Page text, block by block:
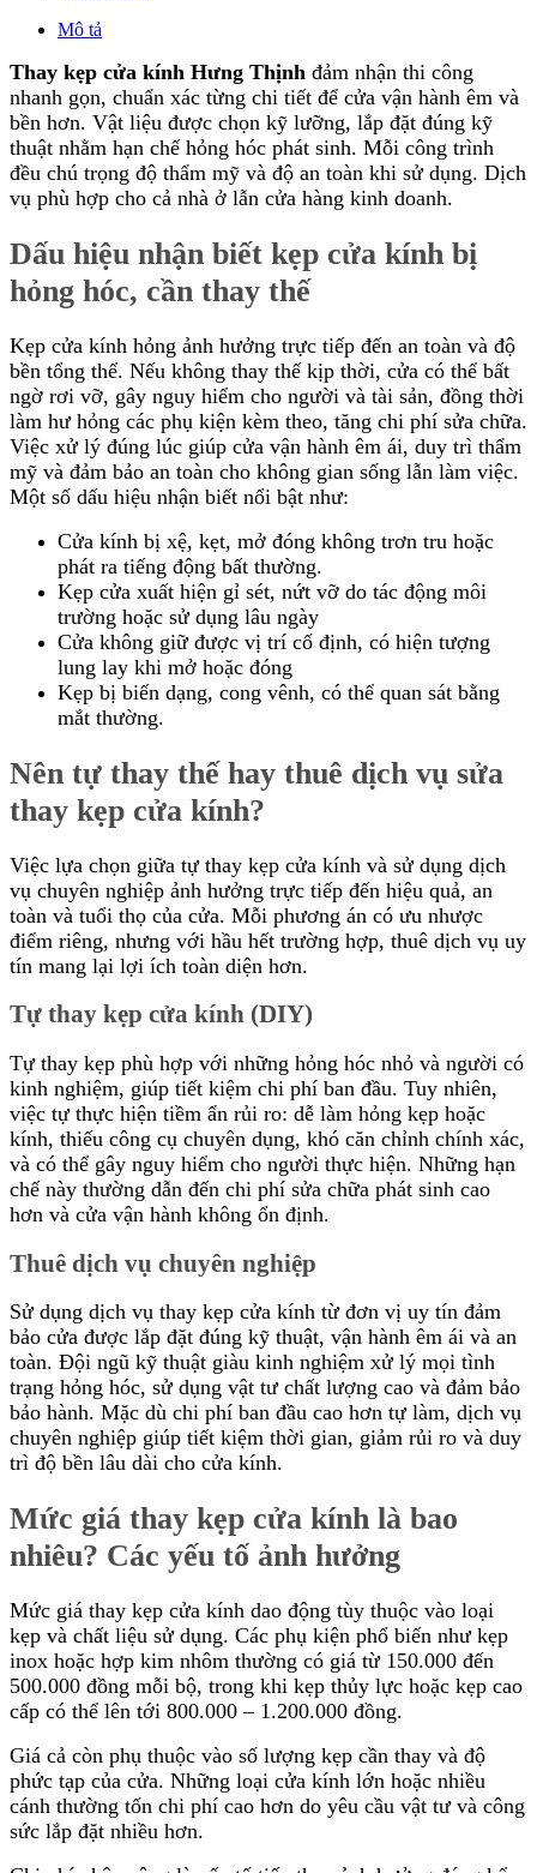
Mô tả
Thay kẹp cửa kính Hưng Thịnh đảm nhận thi công
nhanh gọn, chuẩn xác từng chi tiết để cửa vận hành êm và
bền hơn. Vật liệu được chọn kỹ lưỡng, lắp đặt đúng kỹ
thuật nhằm hạn chế hỏng hóc phát sinh. Mỗi công trình
đều chú trọng độ thẩm mỹ và độ an toàn khi sử dụng. Dịch
vụ phù hợp cho cả nhà ở lẫn cửa hàng kinh doanh.
Dấu hiệu nhận biết kẹp cửa kính bị
hỏng hóc, cần thay thế
Kẹp cửa kính hỏng ảnh hưởng trực tiếp đến an toàn và độ
bền tổng thể. Nếu không thay thế kịp thời, cửa có thể bất
ngờ rơi vỡ, gây nguy hiểm cho người và tài sản, đồng thời
làm hư hỏng các phụ kiện kèm theo, tăng chi phí sửa chữa.
Việc xử lý đúng lúc giúp cửa vận hành êm ái, duy trì thẩm
mỹ và đảm bảo an toàn cho không gian sống lẫn làm việc.
Một số dấu hiệu nhận biết nổi bật như:
Cửa kính bị xệ, kẹt, mở đóng không trơn tru hoặc
phát ra tiếng động bất thường.
Kẹp cửa xuất hiện gỉ sét, nứt vỡ do tác động môi
trường hoặc sử dụng lâu ngày
Cửa không giữ được vị trí cố định, có hiện tượng
lung lay khi mở hoặc đóng
Kẹp bị biến dạng, cong vênh, có thể quan sát bằng
mắt thường.
Nên tự thay thế hay thuê dịch vụ sửa
thay kẹp cửa kính?
Việc lựa chọn giữa tự thay kẹp cửa kính và sử dụng dịch
vụ chuyên nghiệp ảnh hưởng trực tiếp đến hiệu quả, an
toàn và tuổi thọ của cửa. Mỗi phương án có ưu nhược
điểm riêng, nhưng với hầu hết trường hợp, thuê dịch vụ uy
tín mang lại lợi ích toàn diện hơn.
Tự thay kẹp cửa kính (DIY)
Tự thay kẹp phù hợp với những hỏng hóc nhỏ và người có
kinh nghiệm, giúp tiết kiệm chi phí ban đầu. Tuy nhiên,
việc tự thực hiện tiềm ẩn rủi ro: dễ làm hỏng kẹp hoặc
kính, thiếu công cụ chuyên dụng, khó căn chỉnh chính xác,
và có thể gây nguy hiểm cho người thực hiện. Những hạn
chế này thường dẫn đến chi phí sửa chữa phát sinh cao
hơn và cửa vận hành không ổn định.
Thuê dịch vụ chuyên nghiệp
Sử dụng dịch vụ thay kẹp cửa kính từ đơn vị uy tín đảm
bảo cửa được lắp đặt đúng kỹ thuật, vận hành êm ái và an
toàn. Đội ngũ kỹ thuật giàu kinh nghiệm xử lý mọi tình
trạng hỏng hóc, sử dụng vật tư chất lượng cao và đảm bảo
bảo hành. Mặc dù chi phí ban đầu cao hơn tự làm, dịch vụ
chuyên nghiệp giúp tiết kiệm thời gian, giảm rủi ro và duy
trì độ bền lâu dài cho cửa kính.
Mức giá thay kẹp cửa kính là bao
nhiêu? Các yếu tố ảnh hưởng
Mức giá thay kẹp cửa kính dao động tùy thuộc vào loại
kẹp và chất liệu sử dụng. Các phụ kiện phổ biến như kẹp
inox hoặc hợp kim nhôm thường có giá từ 150.000 đến
500.000 đồng mỗi bộ, trong khi kẹp thủy lực hoặc kẹp cao
cấp có thể lên tới 800.000 – 1.200.000 đồng.
Giá cả còn phụ thuộc vào số lượng kẹp cần thay và độ
phức tạp của cửa. Những loại cửa kính lớn hoặc nhiều
cánh thường tốn chi phí cao hơn do yêu cầu vật tư và công
sức lắp đặt nhiều hơn.